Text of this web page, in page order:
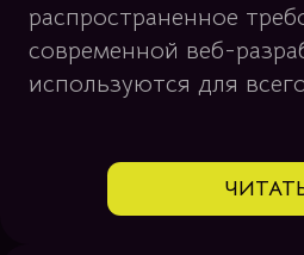
распространенное
современной веб-
используются для